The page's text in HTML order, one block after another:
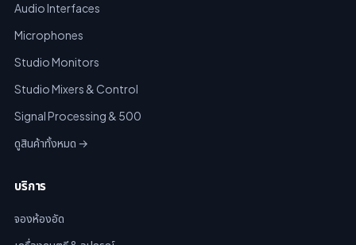
Audio Interfaces
Microphones
Studio Monitors
Studio Mixers & Control
Signal Processing & 500
ดูสินค้าทั้งหมด →
บริการ
จองห้องอัด